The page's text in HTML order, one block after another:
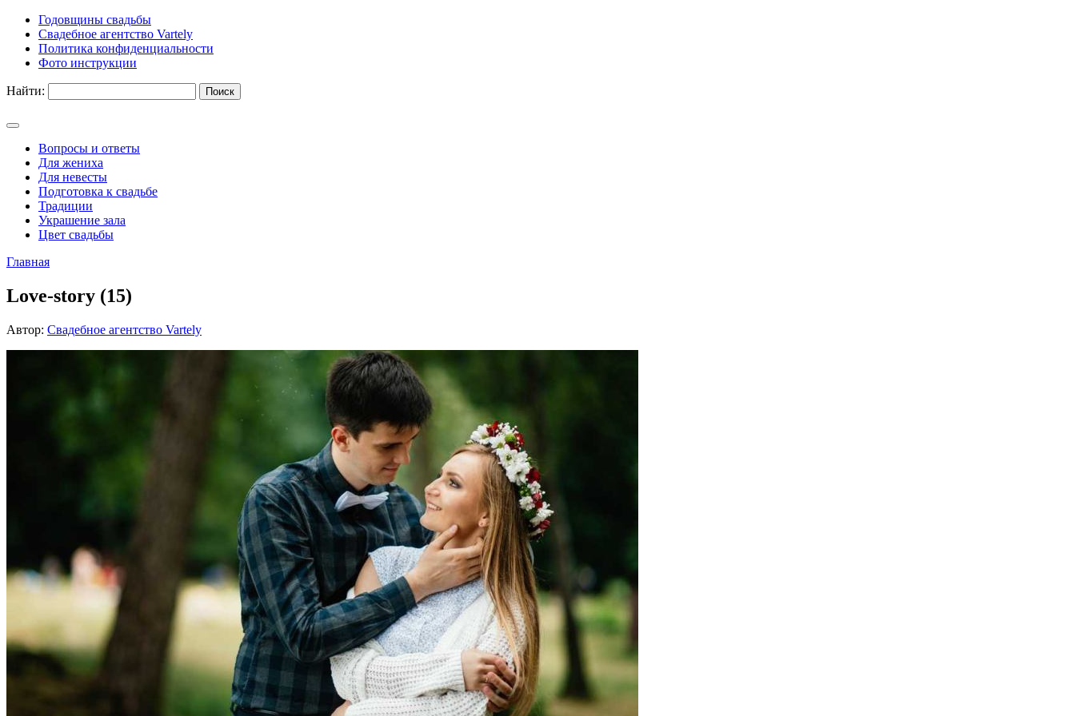
Годовщины свадьбы
Свадебное агентство Vartely
Политика конфиденциальности
Фото инструкции
Найти:
Вопросы и ответы
Для жениха
Для невесты
Подготовка к свадьбе
Традиции
Украшение зала
Цвет свадьбы
Главная
Love-story (15)
Автор: Свадебное агентство Vartely